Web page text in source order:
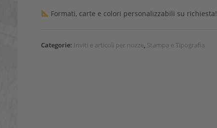
Formati, carte e colori personalizzabili su richiesta!
Categorie: Inviti e articoli per nozze, Stampa e Tipografia